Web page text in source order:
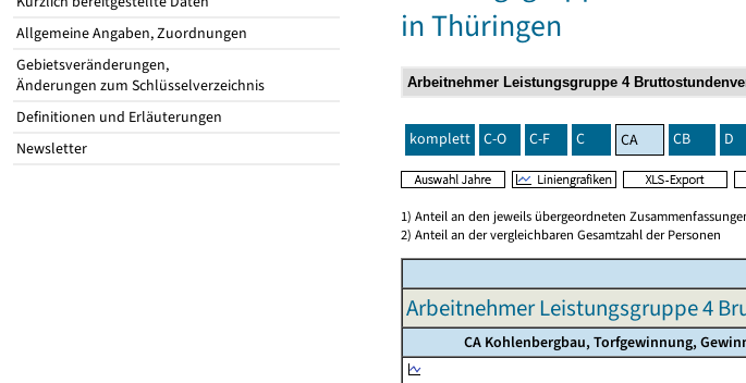
Allgemeine Angaben, Zuordnungen
Gebietsveränderungen,
Änderungen zum Schlüsselverzeichnis
Definitionen und Erläuterungen
Newsletter
in Thüringen
komplett C-O C-F C CA CB D
1) Anteil an den jeweils übergeordneten
2) Anteil an der vergleichbaren Gesamtzahl der Personen
Arbeitnehmer Leistungsgruppe 4
CA Kohlenbergbau, Torfgewinnung,